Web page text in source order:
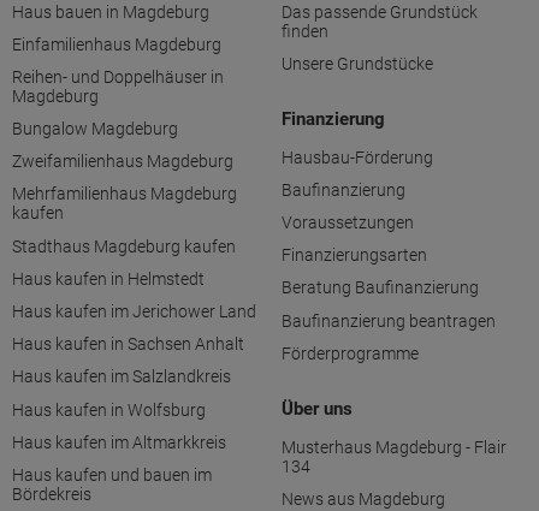
Haus bauen in Magdeburg
Einfamilienhaus Magdeburg
Reihen- und Doppelhäuser in
Magdeburg
Bungalow Magdeburg
Zweifamilienhaus Magdeburg
Mehrfamilienhaus Magdeburg
kaufen
Stadthaus Magdeburg kaufen
Haus kaufen in Helmstedt
Haus kaufen im Jerichower Land
Haus kaufen in Sachsen Anhalt
Haus kaufen im Salzlandkreis
Haus kaufen in Wolfsburg
Haus kaufen im Altmarkkreis
Haus kaufen und bauen im
Bördekreis
Das passende Grundstück
finden
Unsere Grundstücke
Finanzierung
Hausbau-Förderung
Baufinanzierung
Voraussetzungen
Finanzierungsarten
Beratung Baufinanzierung
Baufinanzierung beantragen
Förderprogramme
Über uns
Musterhaus Magdeburg - Flair
134
News aus Magdeburg